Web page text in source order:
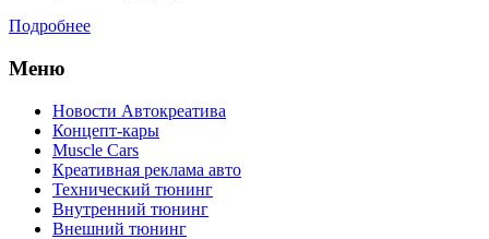
Подробнее
Меню
Новости Автокреатива
Концепт-кары
Muscle Cars
Креативная реклама авто
Технический тюнинг
Внутренний тюнинг
Внешний тюнинг